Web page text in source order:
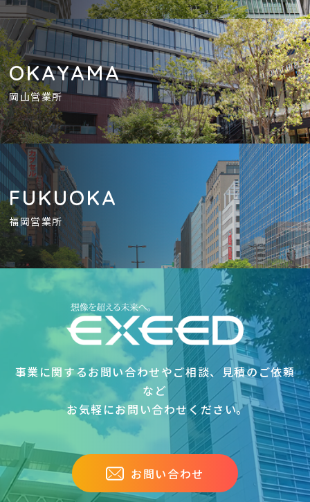
OKAYAMA
岡山営業所
FUKUOKA
福岡営業所
事業に関するお問い合わせやご相談、見積のご依頼
など
お気軽にお問い合わせください｡
お問い合わせ